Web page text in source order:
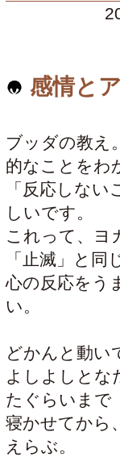
感情と
ブッダの教え
的なことをわ
「反応しな
しいです。
これって、ヨ
「止滅」と
心の反応をう
い。
どかんと動い
よしよしとな
たぐらいまで
寝かせてから
えらぶ。